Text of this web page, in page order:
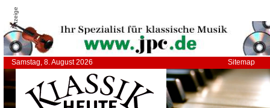
Anzeige
Samstag, 8. August 2026 Sitemap